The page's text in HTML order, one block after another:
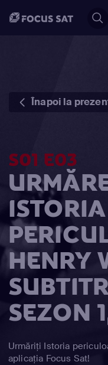
Înapoi la
S01 E03
ISTORIA
HENRY
SEZON
Urmăriți Istoria
aplicația Focus Sat!